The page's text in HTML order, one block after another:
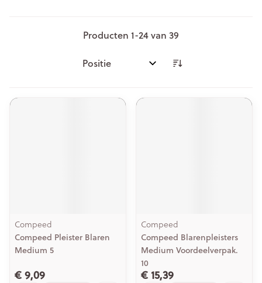
Producten 1-24van 39
Sorteer op:
Compeed
Compeed Pleister Blaren
Medium 5
€ 9,09
Compeed
Compeed Blarenpleisters
Medium Voordeelverpak.
10
€ 15,39